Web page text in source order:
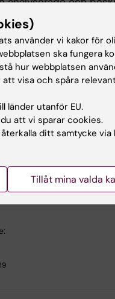
av syret
till skillnad från
lärling och
i Köping. Där
fram till sin
med änkan till
så vis säkra hennes
på denna
använder vi kakor för
ska fungera
hur webbplatsen
att visa och spåra
länder utanför EU.
att vi sparar cookies.
ditt samtycke
Tillåt mina valda